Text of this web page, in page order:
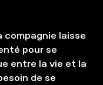
compagnie laisse
pour se
entre la vie et la
de se